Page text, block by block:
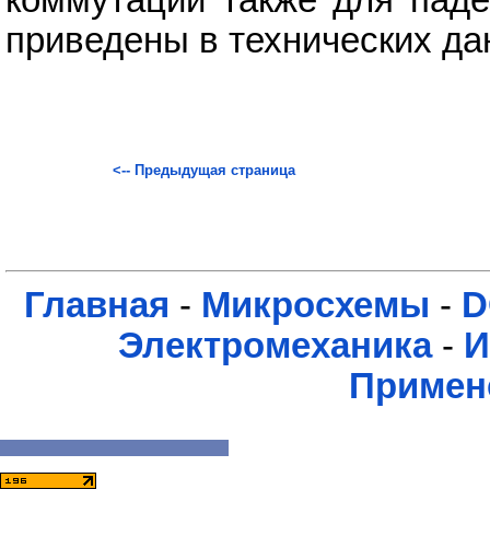
приведены в технических
<-- Предыдущая страница
Главная - Микросхемы -
Электромеханика-